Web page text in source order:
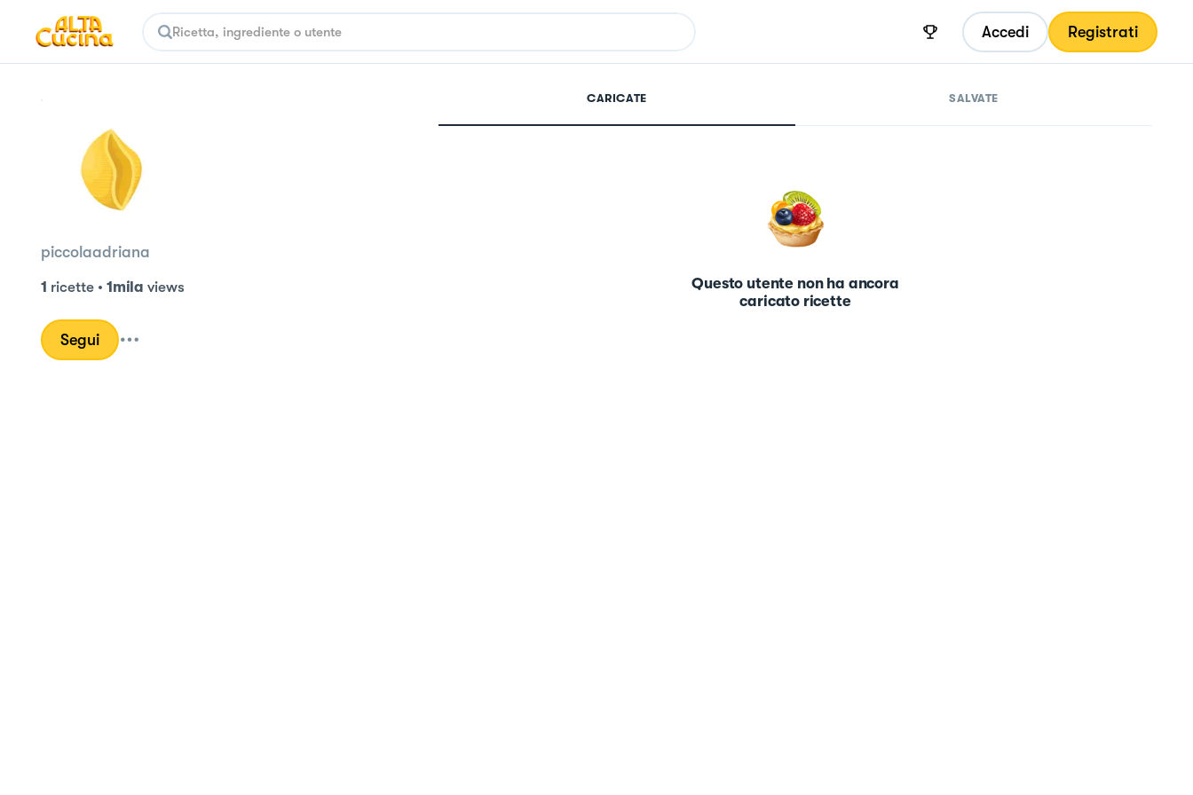
Accedi Registrati
piccolaadriana
1 ricette• 1mila views
Segui
CARICATE SALVATE
Questo utente non ha ancora
caricato ricette